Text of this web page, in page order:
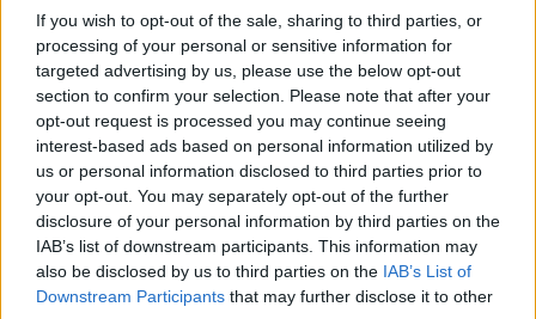
If you wish to opt-out of the sale, sharing to third parties, or
processing of your personal or sensitive information for
targeted advertising by us, please use the below opt-out
section to confirm your selection. Please note that after your
opt-out request is processed you may continue seeing
interest-based ads based on personal information utilized by
us or personal information disclosed to third parties prior to
your opt-out. You may separately opt-out of the further
disclosure of your personal information by third parties on the
IAB’s list of downstream participants. This information may
also be disclosed by us to third parties on the IAB’s List of
Downstream Participants that may further disclose it to other
ELŐFIZETŐI TARTALOM
Pick: 93.3% az Aragoé
2002. október 29. 16:02
A PICK SZEGED mai tájékoztatása szerint, az ARAGO
Befektetési Holding által a PICK SZEGED Rt. valamennyi,
az ARAGO Rt. tulajdonában nem lévő törzsrészvényére